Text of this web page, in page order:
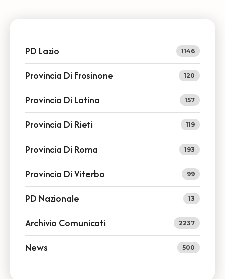
PD Lazio 1146
Provincia Di Frosinone 120
Provincia Di Latina 157
Provincia Di Rieti 119
Provincia Di Roma 193
Provincia Di Viterbo 99
PD Nazionale 13
Archivio Comunicati 2237
News 500